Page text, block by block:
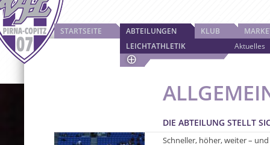
STARTSEITE
ABTEILUNGEN
LEICHTATHLETIK
Aktuelles
KLUB
DIE ABTEILUNG STELLT
Schneller, höher, weiter –